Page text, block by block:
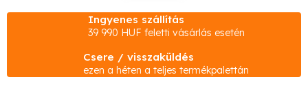
t
a
r
á
Ingyenes szállítás
39 990 HUF feletti vásárlás esetén
Csere / visszaküldés
ezen a héten a teljes termékpalettán